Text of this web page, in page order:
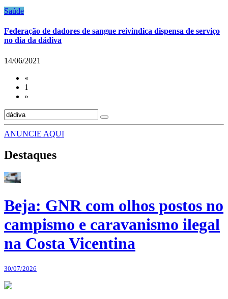
Saúde
Federação de dadores de sangue reivindica dispensa de serviço
no dia da dádiva
14/06/2021
«
1
»
ANUNCIE AQUI
Destaques
Beja: GNR com olhos postos no
campismo e caravanismo ilegal
na Costa Vicentina
30/07/2026